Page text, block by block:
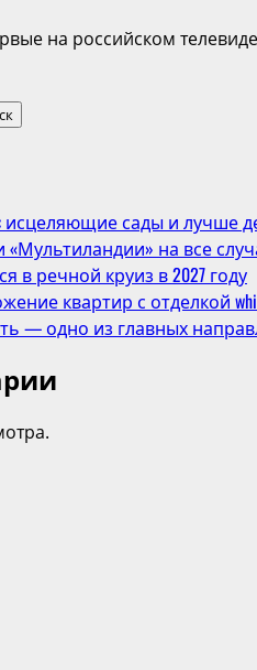
на российском
исцеляющие сады и лучше
на все
в речной круиз в 2027 году
квартир с отделкой
— одно из главных